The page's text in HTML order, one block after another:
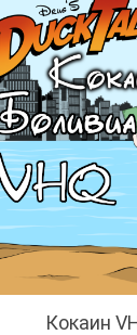
Кокаин